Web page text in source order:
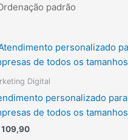
Digital
personalizado para
de todos os tamanhos
109,90